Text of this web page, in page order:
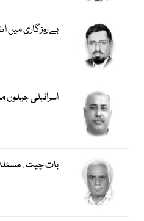
بے روزگاری میں
اسرائیلی جیلوں
بات چیت ،